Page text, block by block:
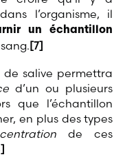
l’organisme, il
un échantillon
[7]
de salive permettra
d’un ou plusieurs
que l’échantillon
en plus des types
de ces